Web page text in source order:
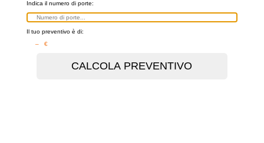
Indica il numero di porte:
Il tuo preventivo è di:
– €